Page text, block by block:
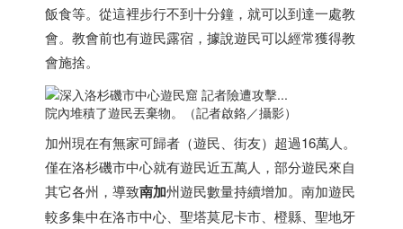
飯食等。從這裡步行不到十分鐘，就可以到達一處教
會。教會前也有遊民露宿，據說遊民可以經常獲得教
會施捨。
院內堆積了遊民丟棄物。（記者啟鉻／攝影）
加州現在有無家可歸者（遊民、街友）超過16萬人。
僅在洛杉磯市中心就有遊民近五萬人，部分遊民來自
其它各州，導致南加州遊民數量持續增加。南加遊民
較多集中在洛市中心、聖塔莫尼卡市、橙縣、聖地牙